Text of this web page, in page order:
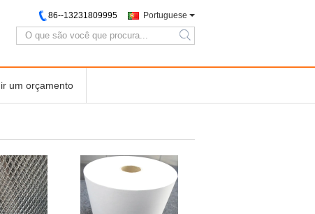
Portuguese
86--13231809995
search
um orçamento